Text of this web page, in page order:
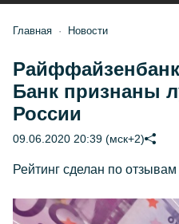
Главная Новости
Банк признаны
России
09.06.2020 20:39 (мск+2)
Рейтинг сделан по отзывам